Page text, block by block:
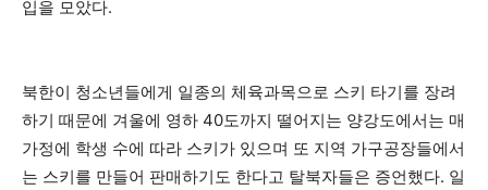
입을 모았다.
북한이 청소년들에게 일종의 체육과목으로 스키 타기를 장려
하기 때문에 겨울에 영하 40도까지 떨어지는 양강도에서는 매
가정에 학생 수에 따라 스키가 있으며 또 지역 가구공장들에서
는 스키를 만들어 판매하기도 한다고 탈북자들은 증언했다. 일